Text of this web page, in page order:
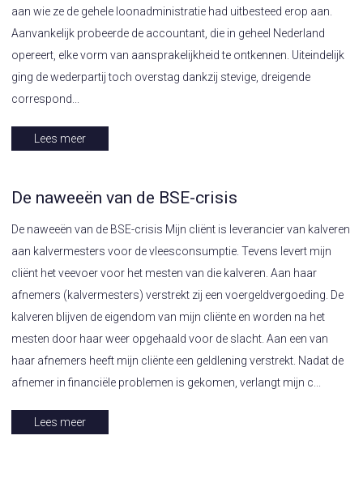
aan wie ze de gehele loonadministratie had uitbesteed erop aan.
Aanvankelijk probeerde de accountant, die in geheel Nederland
opereert, elke vorm van aansprakelijkheid te ontkennen. Uiteindelijk
ging de wederpartij toch overstag dankzij stevige, dreigende
correspond...
Lees meer
De naweeën van de BSE-crisis
De naweeën van de BSE-crisis Mijn cliënt is leverancier van kalveren
aan kalvermesters voor de vleesconsumptie. Tevens levert mijn
cliënt het veevoer voor het mesten van die kalveren. Aan haar
afnemers (kalvermesters) verstrekt zij een voergeldvergoeding. De
kalveren blijven de eigendom van mijn cliënte en worden na het
mesten door haar weer opgehaald voor de slacht. Aan een van
haar afnemers heeft mijn cliënte een geldlening verstrekt. Nadat de
afnemer in financiële problemen is gekomen, verlangt mijn c...
Lees meer